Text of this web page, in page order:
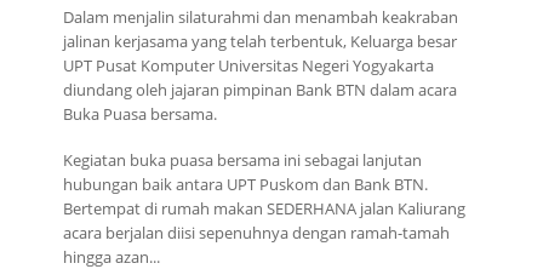
Dalam menjalin silaturahmi dan menambah keakraban
jalinan kerjasama yang telah terbentuk, Keluarga besar
UPT Pusat Komputer Universitas Negeri Yogyakarta
diundang oleh jajaran pimpinan Bank BTN dalam acara
Buka Puasa bersama.
Kegiatan buka puasa bersama ini sebagai lanjutan
hubungan baik antara UPT Puskom dan Bank BTN.
Bertempat di rumah makan SEDERHANA jalan Kaliurang
acara berjalan diisi sepenuhnya dengan ramah-tamah
hingga azan...